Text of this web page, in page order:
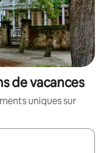
de vacances
uniques sur
les flèches vers le